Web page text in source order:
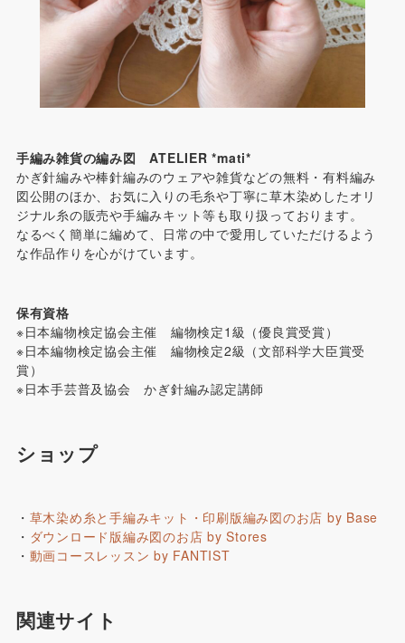
手編み雑貨の編み図 ATELIER *mati*
かぎ針編みや棒針編みのウェアや雑貨などの無料・有料編み
図公開のほか、お気に入りの毛糸や丁寧に草木染めしたオリ
ジナル糸の販売や手編みキット等も取り扱っております。
なるべく簡単に編めて、日常の中で愛用していただけるよう
な作品作りを心がけています。
保有資格
※日本編物検定協会主催 編物検定1級（優良賞受賞）
※日本編物検定協会主催 編物検定2級（文部科学大臣賞受
賞）
※日本手芸普及協会 かぎ針編み認定講師
ショップ
・ 草木染め糸と手編みキット・印刷版編み図のお店 by Base
・ ダウンロード版編み図のお店 by Stores
・ 動画コースレッスン by FANTIST
関連サイト